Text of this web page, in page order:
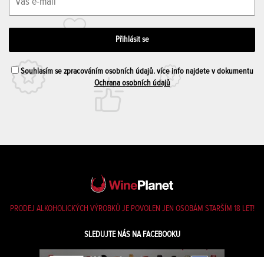
Souhlasím se zpracováním osobních údajů. více info najdete v dokumentu
Ochrana osobních údajů
PRODEJ ALKOHOLICKÝCH VÝROBKŮ JE POVOLEN JEN OSOBÁM STARŠÍM 18 LET!
SLEDUJTE NÁS NA FACEBOOKU